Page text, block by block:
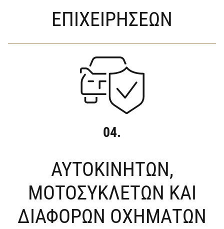
ΕΠΙΧΕΙΡΗΣΕΩΝ
04.
ΑΥΤΟΚΙΝΗΤΩΝ,
ΜΟΤΟΣΥΚΛΕΤΩΝ ΚΑΙ
ΔΙΑΦΟΡΩΝ ΟΧΗΜΑΤΩΝ